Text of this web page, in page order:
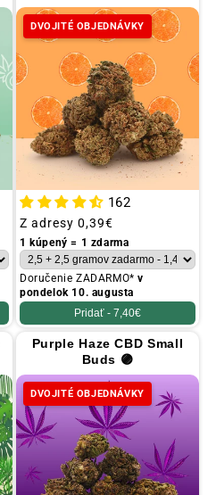
DVOJITÉ OBJEDNÁVKY
162
Obvyklá
cena
Z adresy 0,39€
1 kúpený = 1 zdarma
Doručenie ZADARMO*v
pondelok 10. augusta
Pridať - 7,40€
Purple Haze CBD Small
Buds 🟣
DVOJITÉ OBJEDNÁVKY